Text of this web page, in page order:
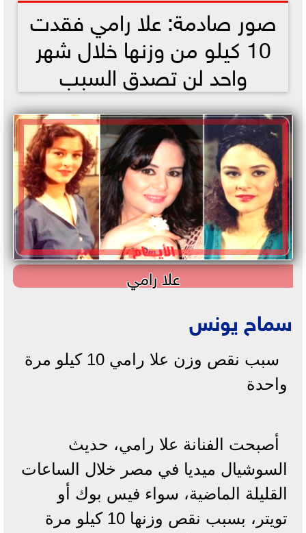
صور صادمة: علا رامي فقدت
10 كيلو من وزنها خلال شهر
واحد لن تصدق السبب
علا رامي
سماح يونس
سبب نقص وزن علا رامي 10 كيلو مرة
واحدة
أصبحت الفنانة علا رامي، حديث
السوشيال ميديا في مصر خلال الساعات
القليلة الماضية، سواء فيس بوك أو
تويتر، بسبب نقص وزنها 10 كيلو مرة